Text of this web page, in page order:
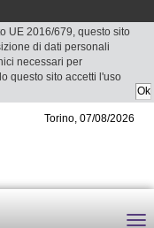
UE 2016/679, questo sito
di dati personali
necessari per
questo sito accetti l'uso
Torino, 07/08/2026